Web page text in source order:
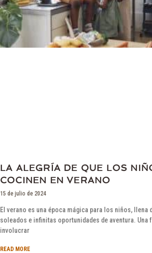
LA ALEGRÍA DE QUE LOS
COCINEN EN VERANO
15 de julio de 2024
El verano es una época mágica para los niños, llena
soleados e infinitas oportunidades de aventura. Una
involucrar
READ MORE